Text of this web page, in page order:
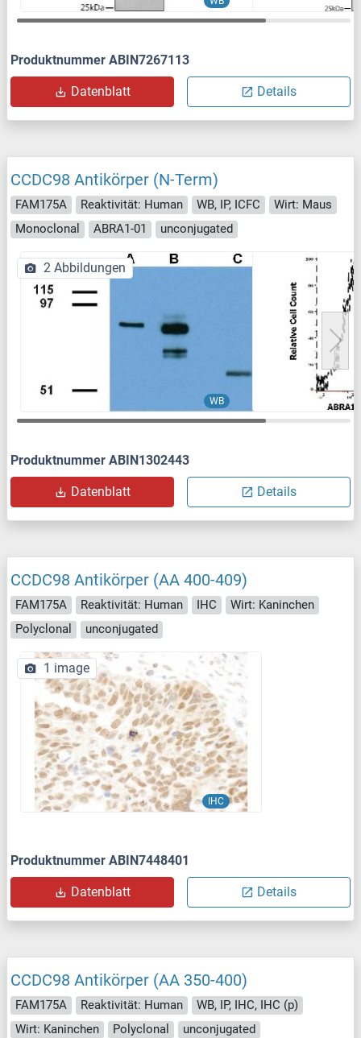
Produktnummer ABIN7267113
Datenblatt Details
CCDC98 Antikörper (N-Term)
FAM175A Reaktivität: Human WB, IP, ICFC
Wirt: Maus
Monoclonal
ABRA1-01 unconjugated
WB
2 Abbildungen
Produktnummer ABIN1302443
Datenblatt Details
CCDC98 Antikörper (AA 400-409)
FAM175A Reaktivität: Human IHC
Wirt: Kaninchen
Polyclonal
unconjugated
IHC
1 image
Produktnummer ABIN7448401
Datenblatt Details
CCDC98 Antikörper (AA 350-400)
FAM175A Reaktivität: Human
WB, IP, IHC, IHC (p)
Wirt: Kaninchen
Polyclonal unconjugated